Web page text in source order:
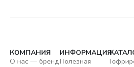
КОМПАНИЯ
О нас — бренд
ИНФОРМАЦИЯ
Полезная